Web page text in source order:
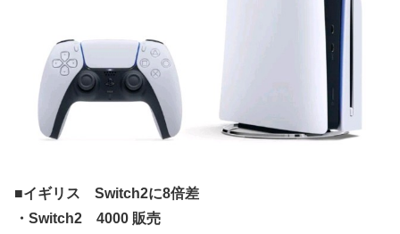
『ほの暮しの庭』パケ版初週売上、Switch2版「21965本」
Switch版「12458本」
百合子「隣に座る貴女」【ミリマス】
上國料萌衣ちゃん、留学中にマックのバイトに応募するも書
者発表！『にじだけと思ってたけど座長と除夜のケツおるや
んけ』
■イギリス Switch2に8倍差
・Switch2 4000 販売